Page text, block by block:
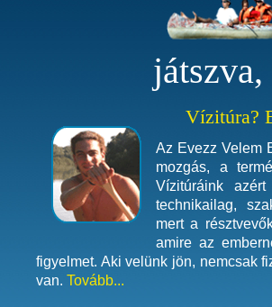
Vízitúra?
Az Evezz Velem
mozgás, a
Vízitúráink
technikailag,
mert a
amire az
figyelmet. Aki velünk jön, nemcsak
van. Tovább...